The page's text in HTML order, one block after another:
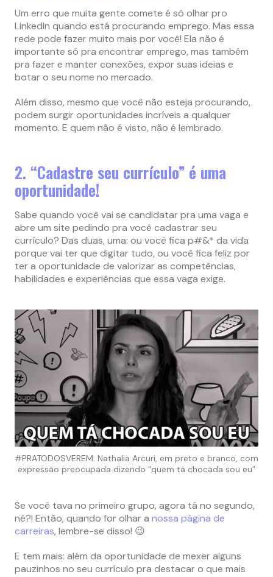
Um erro que muita gente comete é só olhar pro
LinkedIn quando está procurando emprego. Mas essa
rede pode fazer muito mais por você! Ela não é
importante só pra encontrar emprego, mas também
pra fazer e manter conexões, expor suas ideias e
botar o seu nome no mercado.
Além disso, mesmo que você não esteja procurando,
podem surgir oportunidades incríveis a qualquer
momento. E quem não é visto, não é lembrado.
2. “Cadastre seu currículo” é uma
oportunidade!
Sabe quando você vai se candidatar pra uma vaga e
abre um site pedindo pra você cadastrar seu
currículo? Das duas, uma: ou você fica p#&* da vida
porque vai ter que digitar tudo, ou você fica feliz por
ter a oportunidade de valorizar as competências,
habilidades e experiências que essa vaga exige.
#PRATODOSVEREM: Nathalia Arcuri, em preto e branco, com
expressão preocupada dizendo “quem tá chocada sou eu”
Se você tava no primeiro grupo, agora tá no segundo,
né?! Então, quando for olhar a nossa página de
carreiras, lembre-se disso! 😉
E tem mais: além da oportunidade de mexer alguns
pauzinhos no seu currículo pra destacar o que mais